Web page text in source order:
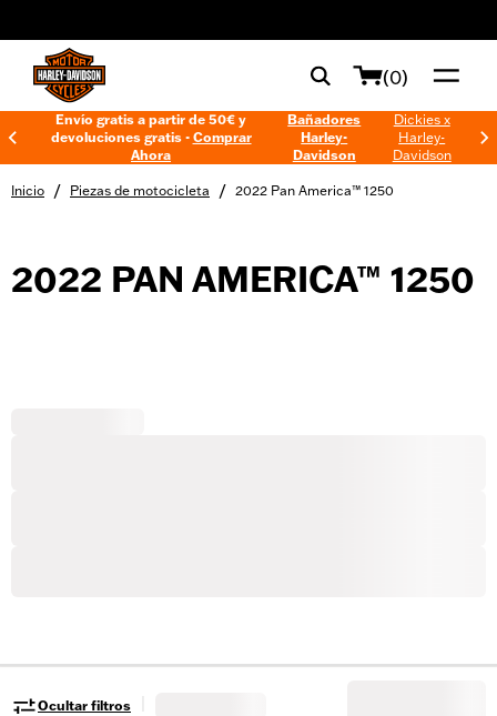
(0)
Envío gratis a partir de 50€ y
devoluciones gratis - Comprar
Ahora
Bañadores
Harley-
Davidson
Dickies x
Harley-
Davidson
Inicio / Piezas de motocicleta / 2022 Pan America™ 1250
2022 PAN AMERICA™ 1250
Ocultar filtros